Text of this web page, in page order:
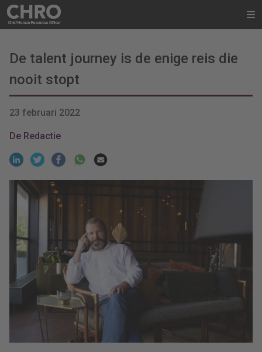
De talent journey is de enige reis die
nooit stopt
23 februari 2022
De Redactie